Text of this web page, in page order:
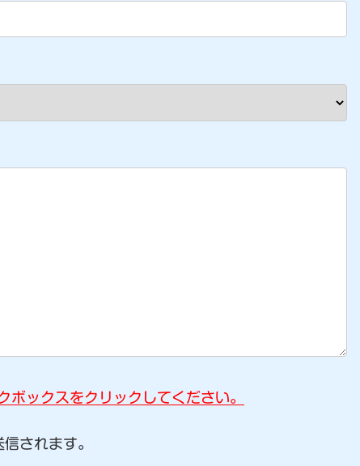
ックスをクリックしてください。
されます。